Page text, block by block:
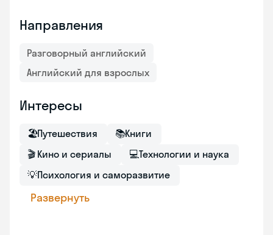
Направления
Разговорный английский
Английский для взрослых
Интересы
🏖Путешествия 📚Книги
🎬 Кино и сериалы 💻Технологии и наука
💡Психология и саморазвитие
Развернуть